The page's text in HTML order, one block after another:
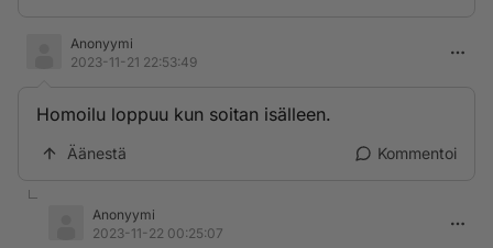
Anonyymi
2023-11-21 22:53:49
Homoilu loppuu kun soitan isälleen.
Äänestä Kommentoi
Anonyymi
2023-11-22 00:25:07